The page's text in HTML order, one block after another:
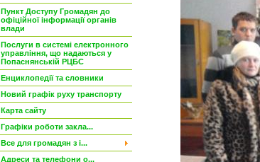
Пункт Доступу Громадян до
офіційної інформації органів
влади
Послуги в системі електронного
управління, що надаються у
Попаснянській РЦБС
Енциклопедії та словники
Новий графік руху транспорту
Карта сайту
Графіки роботи закла...
Все для громадян з і...
Адреси та телефони о...